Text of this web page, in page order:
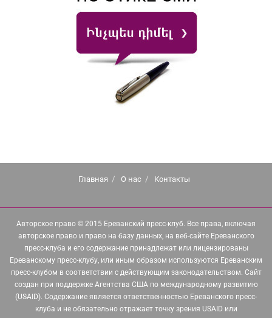
Главная О нас Контакты
Авторское право © 2015 Ереванский пресс-клуб. Все права, включая
авторское право и право на базу данных, на веб-сайте Ереванского
пресс-клуба и его содержание принадлежат или лицензированы
Ереванскому пресс-клубу, или иным образом используются Ереванским
пресс-клубом в соответствии с действующим законодательством. Сайт
создан при поддержке Агентства США по международному развитию
(USAID). Содержание является ответственностью Ереванского пресс-
клуба и не обязательно отражает точку зрения USAID или